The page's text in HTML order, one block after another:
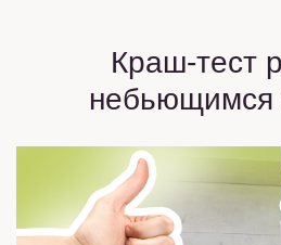
Краш-тест
небьющимся